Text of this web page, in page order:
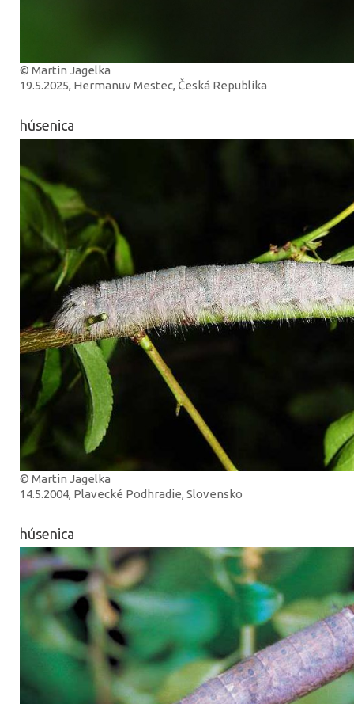
© Martin Jagelka
19.5.2025, Hermanuv Mestec, Česká Republika
húsenica
© Martin Jagelka
14.5.2004, Plavecké Podhradie, Slovensko
húsenica